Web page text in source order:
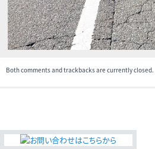
情報
会社案内 特長・サ
アクセス
メールでお問合せ 無料査
Both comments and trackbacks are currently closed.